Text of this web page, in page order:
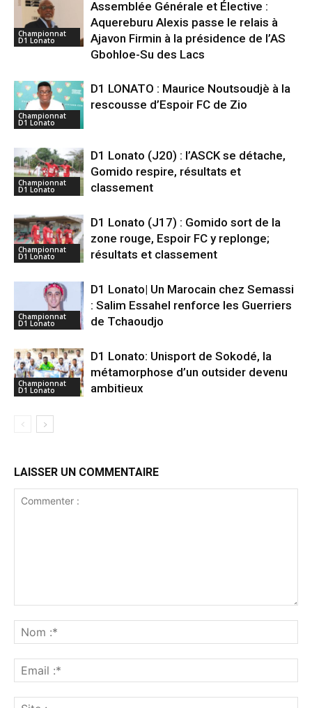
Championnat
D1 Lonato
Assemblée Générale et Élective :
Aquereburu Alexis passe le relais à
Ajavon Firmin à la présidence de l’AS
Gbohloe-Su des Lacs
Championnat
D1 Lonato
D1 LONATO : Maurice Noutsoudjè à la
rescousse d’Espoir FC de Zio
Championnat
D1 Lonato
D1 Lonato (J20) : l’ASCK se détache,
Gomido respire, résultats et
classement
Championnat
D1 Lonato
D1 Lonato (J17) : Gomido sort de la
zone rouge, Espoir FC y replonge;
résultats et classement
Championnat
D1 Lonato
D1 Lonato| Un Marocain chez Semassi
: Salim Essahel renforce les Guerriers
de Tchaoudjo
Championnat
D1 Lonato
D1 Lonato: Unisport de Sokodé, la
métamorphose d’un outsider devenu
ambitieux
LAISSER UN COMMENTAIRE